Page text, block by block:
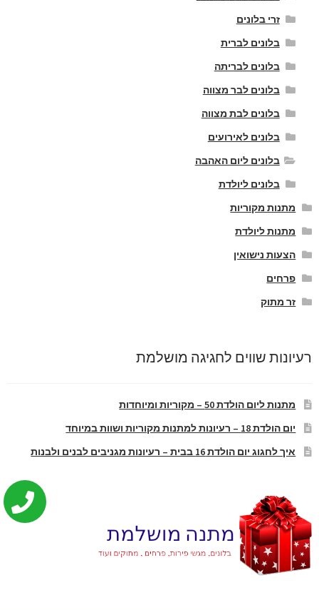
זרי בלונים
בלונים לברית
בלונים לבריתה
בלונים לבר מצווה
בלונים לבת מצווה
בלונים לאירועים
בלונים ליום האהבה
בלונים ליולדת
מתנות מקוריות
מתנות ליולדת
הצעות נישואין
פרחים
זר מתוק
רעיונות שווים לחגיגה מושלמת
מתנות ליום הולדת 50 – מקוריות ומיוחדות
יום הולדת 18 – רעיונות למתנות מקוריות ושוות במיוחד
איך לחגוג יום הולדת 16 בבית – רעיונות מגניבים לבנים ולבנות